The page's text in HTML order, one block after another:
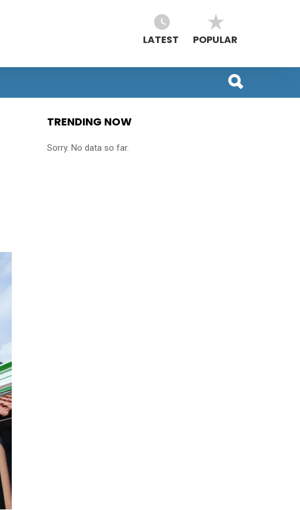
LATEST POPULAR
TRENDING NOW
Sorry. No data so far.